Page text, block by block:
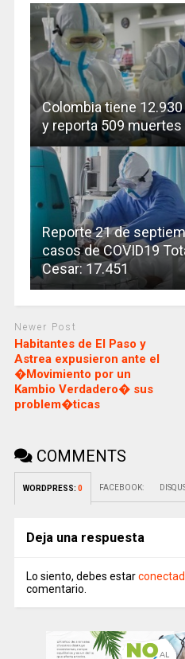
Colombia tiene
y reporta 509
Reporte 21 de
casos de COVID19
Cesar: 17.451
Newer Post
Habitantes de El Paso y
Astrea expusieron ante el
�Movimiento por un
Kambio Verdadero� sus
problem�ticas
COMMENTS
WORDPRESS: 0 FACEBOOK:
Deja una respuesta
Lo siento, debes estar
comentario.